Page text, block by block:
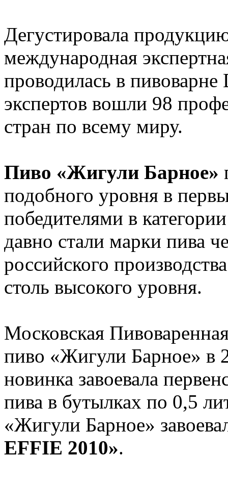
Дегустировала
международная
проводилась в
экспертов вошли 98
стран по всему миру.
Пиво «Жигули Барное»
подобного уровня в
победителями в
давно стали марки пива
российского
столь высокого уровня.
Московская
пиво «Жигули Барное» в
новинка завоевала
пива в бутылках по 0,5
«Жигули Барное»
EFFIE 2010».